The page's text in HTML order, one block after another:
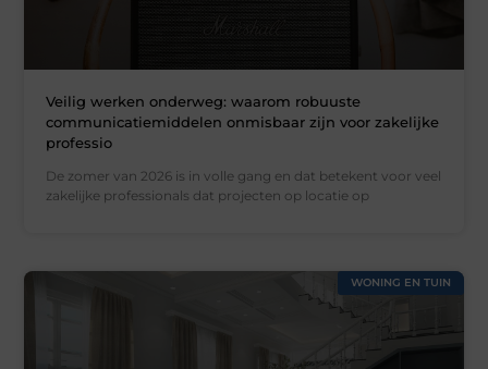
Veilig werken onderweg: waarom robuuste
communicatiemiddelen onmisbaar zijn voor zakelijke
professio
De zomer van 2026 is in volle gang en dat betekent voor veel
zakelijke professionals dat projecten op locatie op
WONING EN TUIN